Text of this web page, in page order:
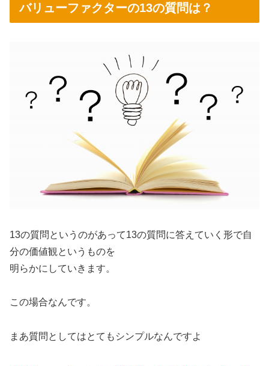
バリューファクターの13の質問は？
13の質問というのがあって13の質問に答えていく形で自
分の価値観というものを
明らかにしていきます。
この場合なんです。
まあ質問としてはとてもシンプルなんですよ